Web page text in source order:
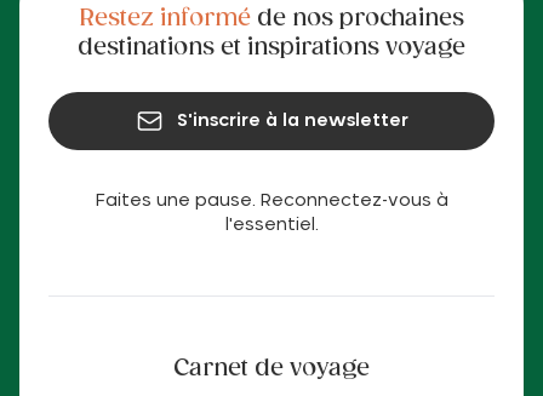
Faites une pause. Reconnectez-vous à
l'essentiel.
Carnet de voyage
Restez informéde nos prochaines
destinations et inspirations voyage
S'inscrire à la newsletter